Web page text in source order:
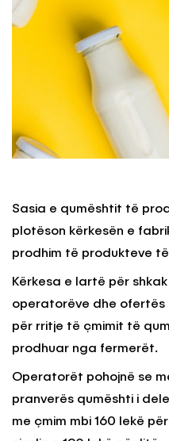
Sasia e qumështit të
plotëson kërkesën e
prodhim të produkteve
Kërkesa e lartë për
operatorëve dhe ofertës
për rritje të çmimit të
prodhuar nga fermerët.
Operatorët pohojnë se
pranverës qumështi i
me çmim mbi 160 lekë